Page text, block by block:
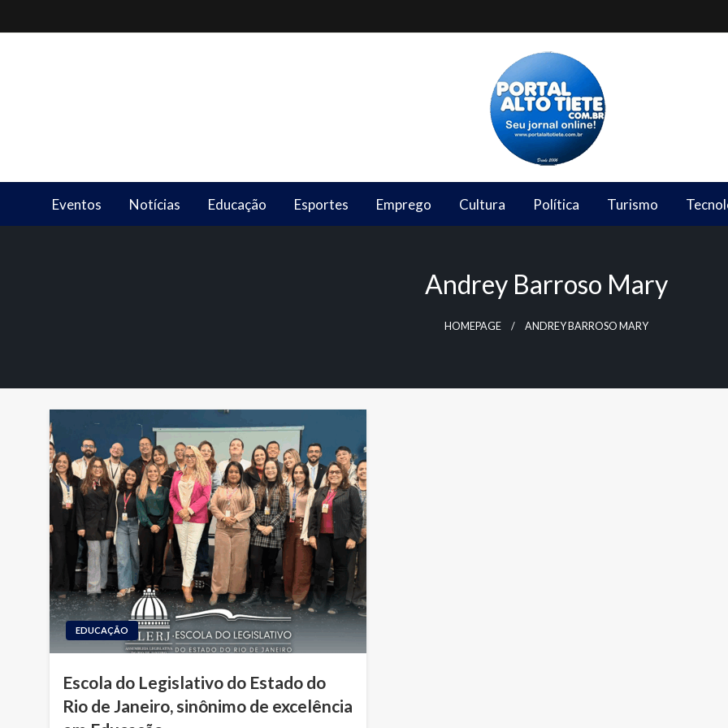
to
Eventos Notícias Educação Esportes Emprego Cultura Política Turismo
Andrey Barroso Mary
HOMEPAGE ANDREY BARROSO MARY
EDUCAÇÃO
Escola do Legislativo do Estado do
Rio de Janeiro, sinônimo de excelência